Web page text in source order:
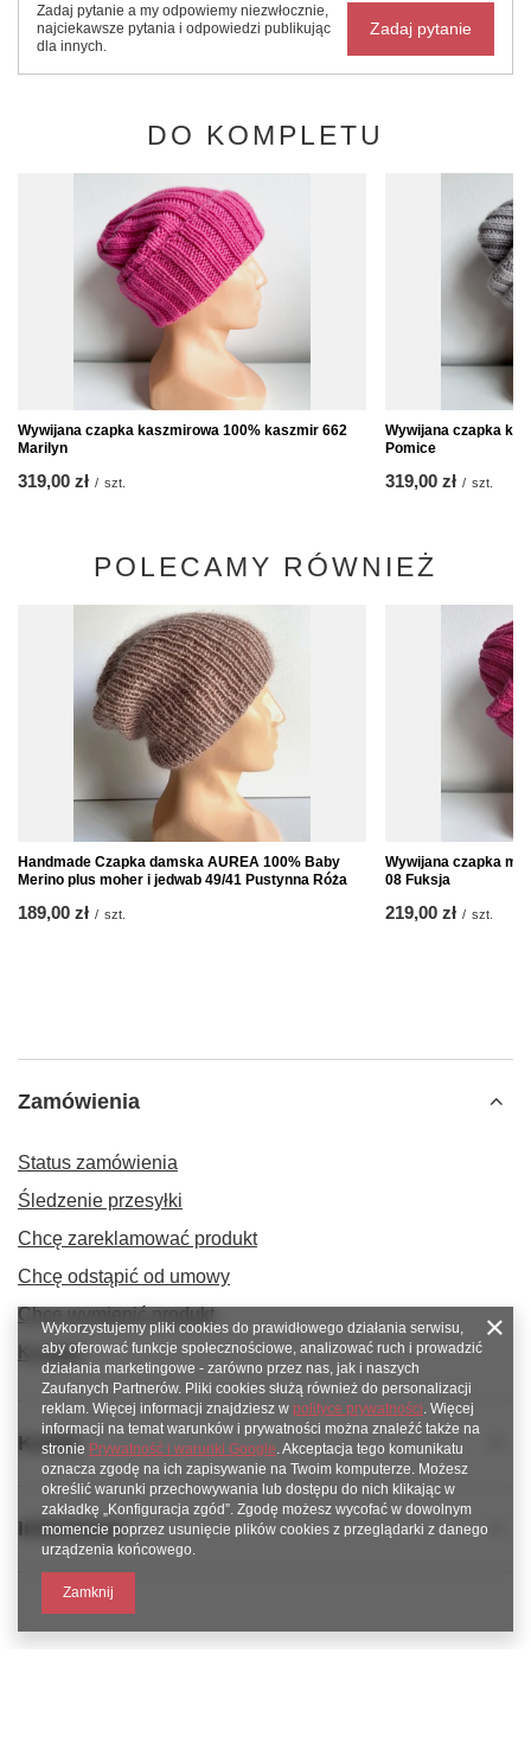
Zadaj pytanie a my odpowiemy niezwłocznie,
najciekawsze pytania i odpowiedzi publikując
dla innych.
Zadaj pytanie
DO KOMPLETU
Wywijana czapka kaszmirowa 100% kaszmir 662
Marilyn
319,00 zł / szt.
Wywijana czapka
Pomice
319,00 zł / szt.
POLECAMY RÓWNIEŻ
Handmade Czapka damska AUREA 100% Baby
Merino plus moher i jedwab 49/41 Pustynna Róża
189,00 zł / szt.
Wywijana czapka
08 Fuksja
219,00 zł / szt.
Zamówienia
Status zamówienia
Śledzenie przesyłki
Chcę zareklamować produkt
Chcę odstąpić od umowy
Chcę wymienić produkt
Kontakt
Konto
Informacje
Wykorzystujemy pliki cookies do prawidłowego działania serwisu,
aby oferować funkcje społecznościowe, analizować ruch i prowadzić
działania marketingowe - zarówno przez nas, jak i naszych
Zaufanych Partnerów. Pliki cookies służą również do personalizacji
reklam. Więcej informacji znajdziesz w polityce prywatności. Więcej
informacji na temat warunków i prywatności można znaleźć także na
stronie Prywatność i warunki Google. Akceptacja tego komunikatu
oznacza zgodę na ich zapisywanie na Twoim komputerze. Możesz
określić warunki przechowywania lub dostępu do nich klikając w
zakładkę „Konfiguracja zgód”. Zgodę możesz wycofać w dowolnym
momencie poprzez usunięcie plików cookies z przeglądarki z danego
urządzenia końcowego.
Zamknij